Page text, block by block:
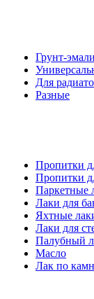
Грунт-
Для
Разные
Пропитки
Пропитки
Паркетные
Лаки для
Яхтные
Лаки для
Палубный
Масло
Лак по